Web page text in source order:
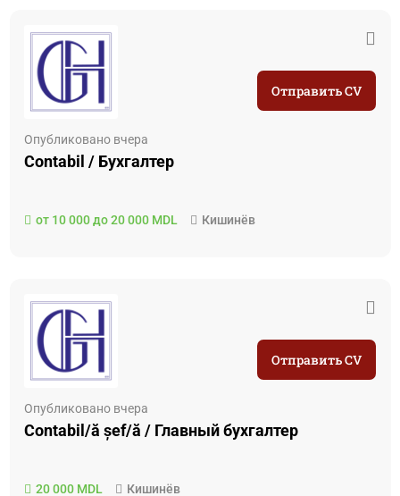
Опубликовано вчера
Contabil / Бухгалтер
от 10 000 до 20 000 MDL Кишинёв
Отправить CV
Опубликовано вчера
Contabil/ă șef/ă / Главный бухгалтер
20 000 MDL Кишинёв
Отправить CV